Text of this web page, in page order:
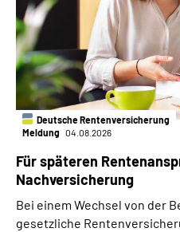
Deutsche Rentenversicherung
Meldung 04.08.2026
Für späteren
Nachversicherung
Bei einem Wechsel von der
gesetzliche